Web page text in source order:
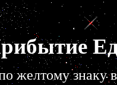
желтому знаку